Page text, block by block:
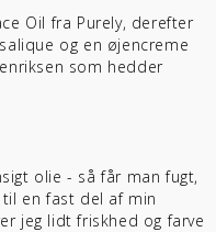
Oil fra Purely, derefter
og en øjencreme
som hedder
olie - så får man fugt,
en fast del af min
jeg lidt friskhed og farve